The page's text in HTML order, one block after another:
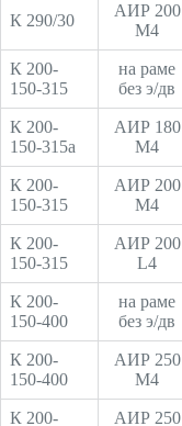
К 290/30
АИР 200
М4
К 200-
150-315
на раме
без э/дв
К 200-
150-315а
АИР 180
М4
К 200-
150-315
АИР 200
М4
К 200-
150-315
АИР 200
L4
К 200-
150-400
на раме
без э/дв
К 200-
150-400
АИР 250
М4
К 200-
АИР 250